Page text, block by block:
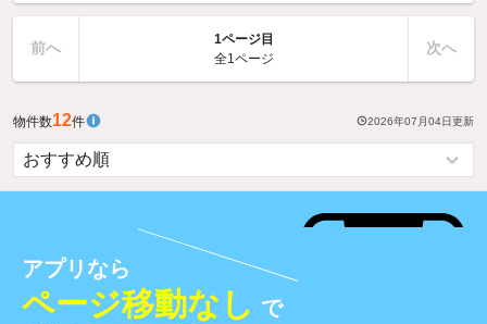
前へ
1ページ目
全1ページ
次へ
物件数12件 2026年07月04日更新
アプリなら
ページ移動なし で